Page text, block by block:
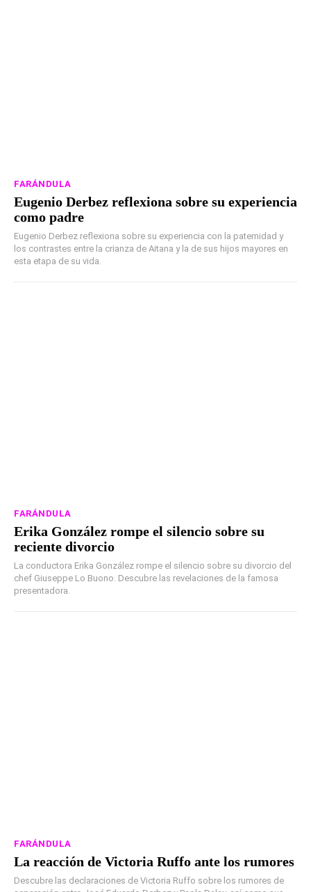
FARÁNDULA
Eugenio Derbez reflexiona sobre su experiencia
como padre
Eugenio Derbez reflexiona sobre su experiencia con la paternidad y
los contrastes entre la crianza de Aitana y la de sus hijos mayores en
esta etapa de su vida.
FARÁNDULA
Erika González rompe el silencio sobre su
reciente divorcio
La conductora Erika González rompe el silencio sobre su divorcio del
chef Giuseppe Lo Buono. Descubre las revelaciones de la famosa
presentadora.
FARÁNDULA
La reacción de Victoria Ruffo ante los rumores
Descubre las declaraciones de Victoria Ruffo sobre los rumores de